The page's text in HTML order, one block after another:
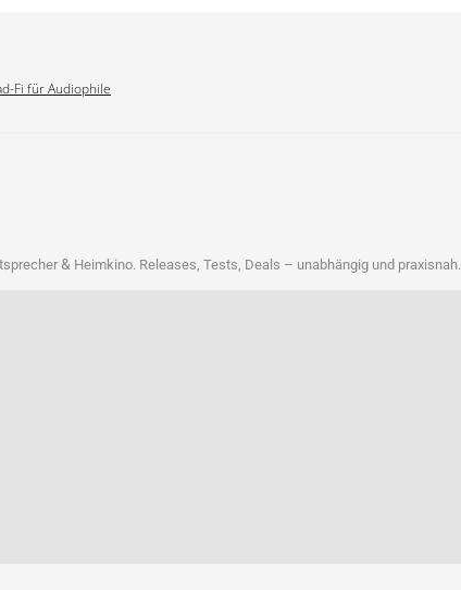
Fi für Audiophile
& Heim­ki­no. Releases, Tests, Deals – unab­hän­gig und praxisnah.